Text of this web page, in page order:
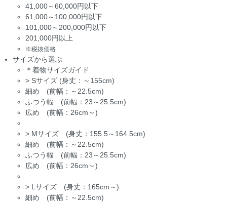
41,000～60,000円以下
61,000～100,000円以下
101,000～200,000円以下
201,000円以上
※税抜価格
サイズから選ぶ
＊着物サイズガイド
> Sサイズ (身丈：～155cm)
細め (前幅：～22.5cm)
ふつう幅 (前幅：23～25.5cm)
広め (前幅：26cm～)
> Mサイズ (身丈：155.5～164.5cm)
細め (前幅：～22.5cm)
ふつう幅 (前幅：23～25.5cm)
広め (前幅：26cm～)
> Lサイズ (身丈：165cm～)
細め (前幅：～22.5cm)